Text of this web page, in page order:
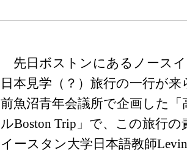
先日ボストンにあるノース
日本見学（？）旅行の一行が
前魚沼青年会議所で企画した
ルBoston Trip」で、この旅行
イースタン大学日本語教師